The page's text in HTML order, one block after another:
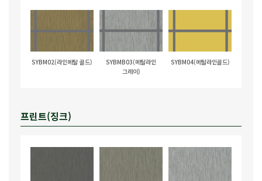
SYBM02(라인메탈 골드)
SYBMB03(메탈라인
그레이)
SYBM04(메탈라인골드)
프린트(징크)